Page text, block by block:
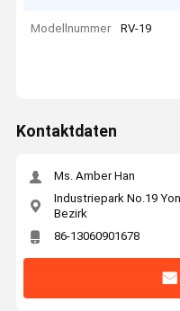
Modellnummer RV-19
Kontaktdaten
Ms. Amber Han
Industriepark No.19
Bezirk
86-13060901678